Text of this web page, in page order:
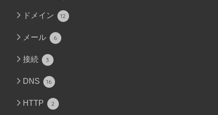
ドメイン 12
メール 6
接続 3
DNS 16
HTTP 2